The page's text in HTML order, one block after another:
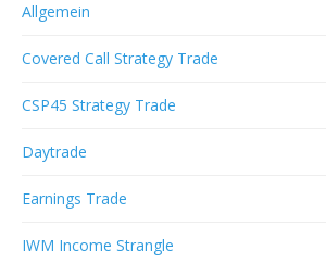
Allgemein
Covered Call Strategy Trade
CSP45 Strategy Trade
Daytrade
Earnings Trade
IWM Income Strangle